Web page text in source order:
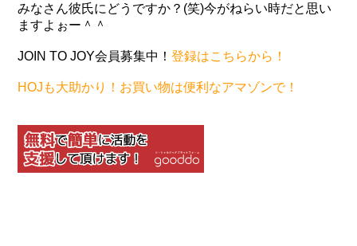
みなさん彼氏にどうですか？(笑)今がねらい時だと思い
ますよぉー＾＾
JOIN TO JOY会員募集中！登録はこちらから！
HOJも大助かり！お買い物は便利なアマゾンで！